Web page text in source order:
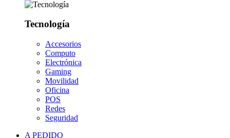
Tecnología
Accesorios
Computo
Electrónica
Gaming
Movilidad
Oficina
POS
Redes
Seguridad
A PEDIDO